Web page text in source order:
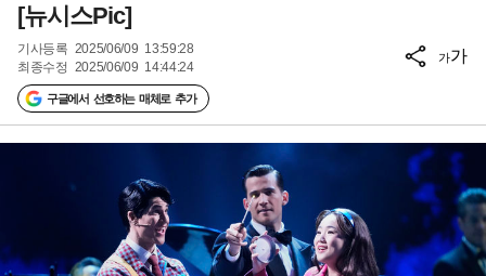
[뉴시스Pic]
기사등록 2025/06/09 13:59:28
최종수정 2025/06/09 14:44:24
구글에서 선호하는 매체로 추가
가가